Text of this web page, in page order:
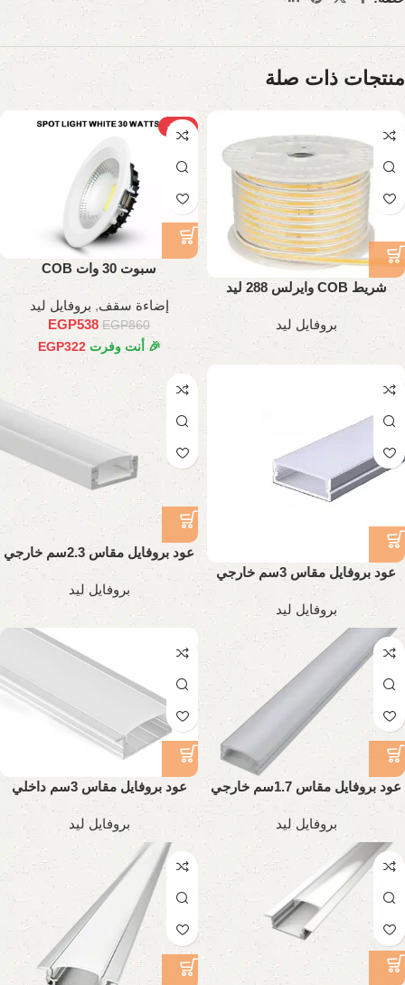
منتجات ذات صلة
شريط COB وايرلس 288 ليد
بروفايل ليد
-37%
سبوت 30 وات COB
إضاءة سقف, بروفايل ليد
EGP860
EGP538
🎉 أنت وفرت EGP322
عود بروفايل مقاس 3سم خارجي
تقيل
بروفايل ليد
عود بروفايل مقاس 2.3سم خارجي
تقيل
بروفايل ليد
عود بروفايل مقاس 1.7سم خارجي
بروفايل ليد
عود بروفايل مقاس 3سم داخلي
بروفايل ليد